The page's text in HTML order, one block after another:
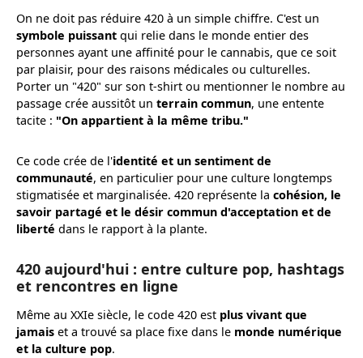
On ne doit pas réduire 420 à un simple chiffre. C'est un
symbole puissant qui relie dans le monde entier des
personnes ayant une affinité pour le cannabis, que ce soit
par plaisir, pour des raisons médicales ou culturelles.
Porter un "420" sur son t-shirt ou mentionner le nombre au
passage crée aussitôt un terrain commun, une entente
tacite : "On appartient à la même tribu."
Ce code crée de l'identité et un sentiment de
communauté, en particulier pour une culture longtemps
stigmatisée et marginalisée. 420 représente la cohésion, le
savoir partagé et le désir commun d'acceptation et de
liberté dans le rapport à la plante.
420 aujourd'hui : entre culture pop, hashtags
et rencontres en ligne
Même au XXIe siècle, le code 420 est plus vivant que
jamais et a trouvé sa place fixe dans le monde numérique
et la culture pop.